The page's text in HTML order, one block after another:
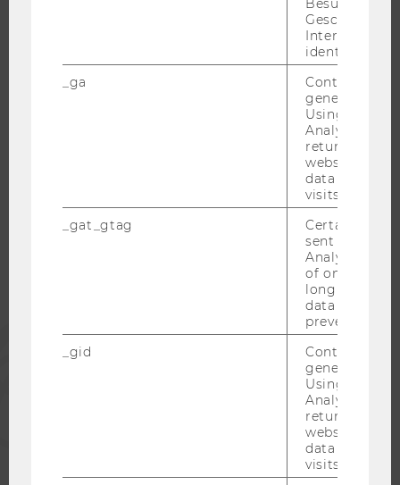
STUDIERENDE
PRESSE
Geschlecht
Interessen zu
identifizieren.
_ga
Contains a
generated
Using this
Analytics can
returning
website and
data from
visits.
_gat_gtag
Certain data
sent to
Analytics a
of once per
long as it is
data
prevented.
_gid
Contains a
generated
Using this
Analytics can
returning
website and
data from
visits.